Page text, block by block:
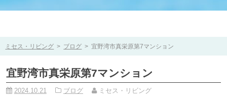
ミセス・リビング > ブログ > 宜野湾市真栄原第7マンション
宜野湾市真栄原第7マンション
2024.10.21 ブログ ミセス・リビング